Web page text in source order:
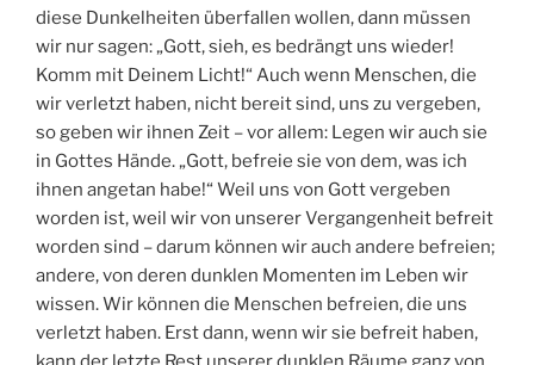
diese Dunkelheiten überfallen wollen, dann müssen
wir nur sagen: „Gott, sieh, es bedrängt uns wieder!
Komm mit Deinem Licht!“ Auch wenn Menschen, die
wir verletzt haben, nicht bereit sind, uns zu vergeben,
so geben wir ihnen Zeit – vor allem: Legen wir auch sie
in Gottes Hände. „Gott, befreie sie von dem, was ich
ihnen angetan habe!“ Weil uns von Gott vergeben
worden ist, weil wir von unserer Vergangenheit befreit
worden sind – darum können wir auch andere befreien;
andere, von deren dunklen Momenten im Leben wir
wissen. Wir können die Menschen befreien, die uns
verletzt haben. Erst dann, wenn wir sie befreit haben,